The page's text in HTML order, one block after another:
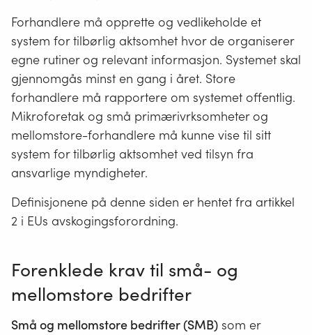
Forhandlere må opprette og vedlikeholde et
system for tilbørlig aktsomhet hvor de organiserer
egne rutiner og relevant informasjon. Systemet skal
gjennomgås minst en gang i året. Store
forhandlere må rapportere om systemet offentlig.
Mikroforetak og små primærivrksomheter og
mellomstore-forhandlere må kunne vise til sitt
system for tilbørlig aktsomhet ved tilsyn fra
ansvarlige myndigheter.
Definisjonene på denne siden er hentet fra artikkel
2 i EUs avskogingsforordning.
Forenklede krav til små- og
mellomstore bedrifter
Små og mellomstore bedrifter (SMB) som er